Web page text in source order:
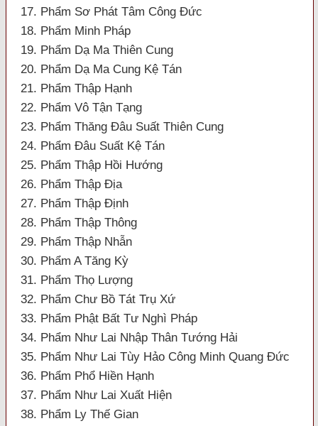
17. Phẩm Sơ Phát Tâm Công Đức
18. Phẩm Minh Pháp
19. Phẩm Dạ Ma Thiên Cung
20. Phẩm Dạ Ma Cung Kệ Tán
21. Phẩm Thập Hạnh
22. Phẩm Vô Tận Tạng
23. Phẩm Thăng Đâu Suất Thiên Cung
24. Phẩm Đâu Suất Kệ Tán
25. Phẩm Thập Hồi Hướng
26. Phẩm Thập Địa
27. Phẩm Thập Định
28. Phẩm Thập Thông
29. Phẩm Thập Nhẫn
30. Phẩm A Tăng Kỳ
31. Phẩm Thọ Lượng
32. Phẩm Chư Bồ Tát Trụ Xứ
33. Phẩm Phật Bất Tư Nghì Pháp
34. Phẩm Như Lai Nhập Thân Tướng Hải
35. Phẩm Như Lai Tùy Hảo Công Minh Quang Đức
36. Phẩm Phổ Hiền Hạnh
37. Phẩm Như Lai Xuất Hiện
38. Phẩm Ly Thế Gian